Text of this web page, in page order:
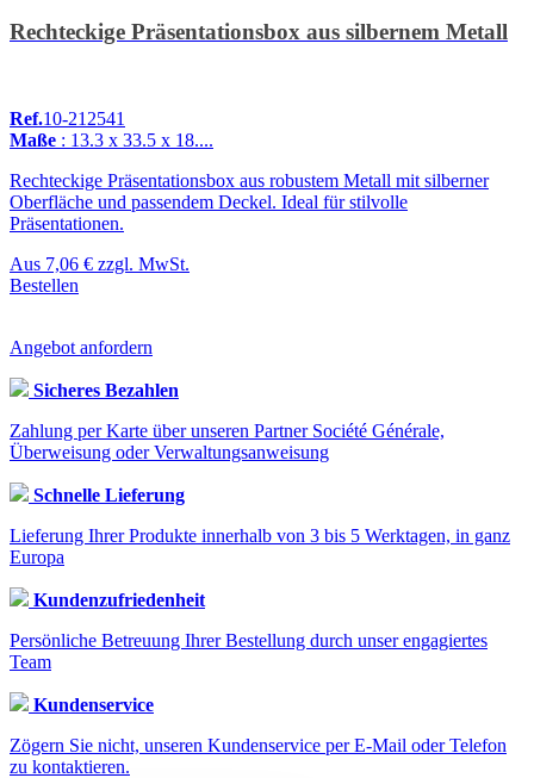
Rechteckige Präsentationsbox aus silbernem Metall
Ref.10-212541
Maße : 13.3 x 33.5 x 18....
Rechteckige Präsentationsbox aus robustem Metall mit silberner
Oberfläche und passendem Deckel. Ideal für stilvolle
Präsentationen.
Aus 7,06 € zzgl. MwSt.
Bestellen
Angebot anfordern
Sicheres Bezahlen
Zahlung per Karte über unseren Partner Société Générale,
Überweisung oder Verwaltungsanweisung
Schnelle Lieferung
Lieferung Ihrer Produkte innerhalb von 3 bis 5 Werktagen, in ganz
Europa
Kundenzufriedenheit
Persönliche Betreuung Ihrer Bestellung durch unser engagiertes
Team
Kundenservice
Zögern Sie nicht, unseren Kundenservice per E-Mail oder Telefon
zu kontaktieren.